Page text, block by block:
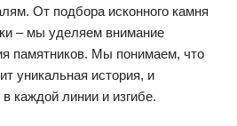
От подбора исконного камня
– мы уделяем внимание
памятников. Мы понимаем, что
уникальная история, и
каждой линии и изгибе.